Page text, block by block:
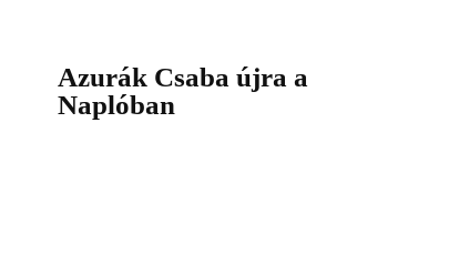
Azurák Csaba újra a
Naplóban